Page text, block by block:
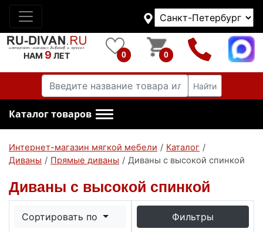
НАМ 9 ЛЕТ 0 0
Найти
Каталог товаров
Интернет-магазин мягкой мебели / Каталог /
Диваны / Прямые диваны / Диваны с высокой спинкой
Диваны с высокой спинкой
Сортировать по Фильтры